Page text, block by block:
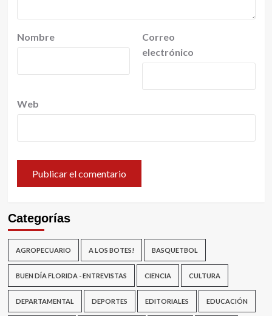
Nombre
Correo
electrónico
Web
Categorías
AGROPECUARIO A LOS BOTES! BASQUETBOL
BUEN DÍA FLORIDA - ENTREVISTAS CIENCIA CULTURA
DEPARTAMENTAL DEPORTES EDITORIALES EDUCACIÓN